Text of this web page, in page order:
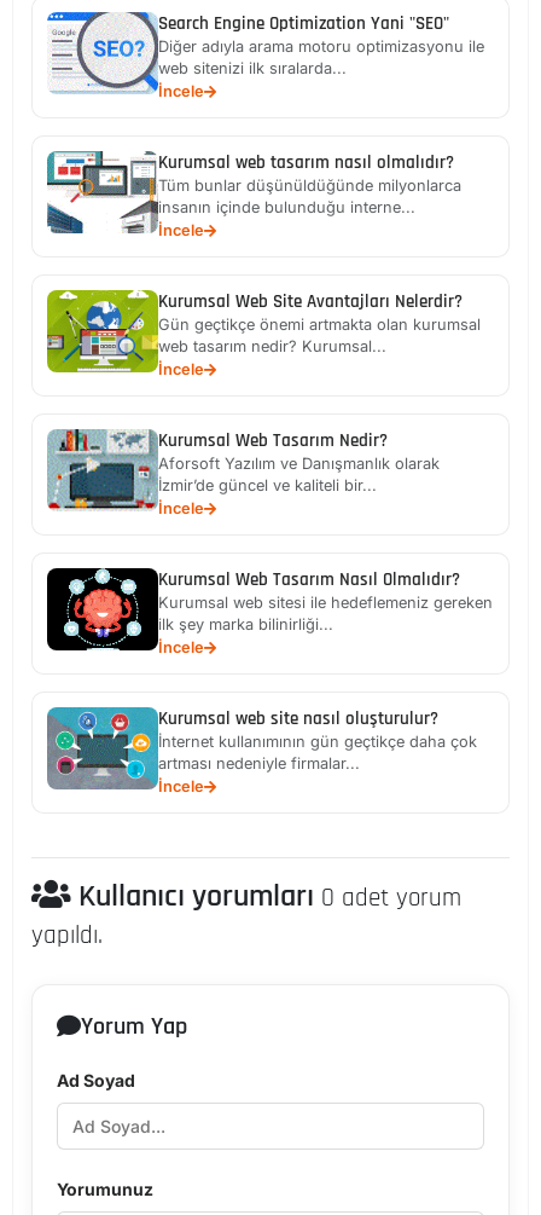
Search Engine Optimization Yani "SEO"
Diğer adıyla arama motoru optimizasyonu ile
web sitenizi ilk sıralarda...
İncele
Kurumsal web tasarım nasıl olmalıdır?
Tüm bunlar düşünüldüğünde milyonlarca
insanın içinde bulunduğu interne...
İncele
Kurumsal Web Site Avantajları Nelerdir?
Gün geçtikçe önemi artmakta olan kurumsal
web tasarım nedir? Kurumsal...
İncele
Kurumsal Web Tasarım Nedir?
Aforsoft Yazılım ve Danışmanlık olarak
İzmir’de güncel ve kaliteli bir...
İncele
Kurumsal Web Tasarım Nasıl Olmalıdır?
Kurumsal web sitesi ile hedeflemeniz gereken
ilk şey marka bilinirliği...
İncele
Kurumsal web site nasıl oluşturulur?
İnternet kullanımının gün geçtikçe daha çok
artması nedeniyle firmalar...
İncele
Kullanıcı yorumları 0 adet yorum
yapıldı.
Yorum Yap
Ad Soyad
Yorumunuz